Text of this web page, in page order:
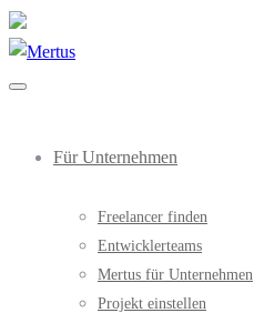
Für Unternehmen
Freelancer finden
Entwicklerteams
Mertus für Unternehmen
Projekt einstellen